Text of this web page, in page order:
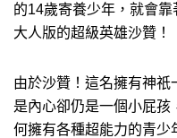
的14歲寄養少年，就會
大人版的超級英雄沙贊！
由於沙贊！這名擁有神祇
是內心卻仍是一個小屁
何擁有各種超能力的青少